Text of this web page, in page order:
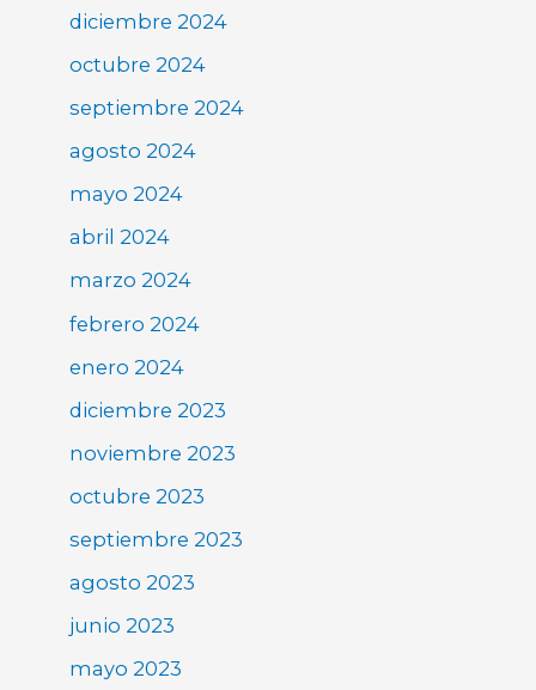
diciembre 2024
octubre 2024
septiembre 2024
agosto 2024
mayo 2024
abril 2024
marzo 2024
febrero 2024
enero 2024
diciembre 2023
noviembre 2023
octubre 2023
septiembre 2023
agosto 2023
junio 2023
mayo 2023